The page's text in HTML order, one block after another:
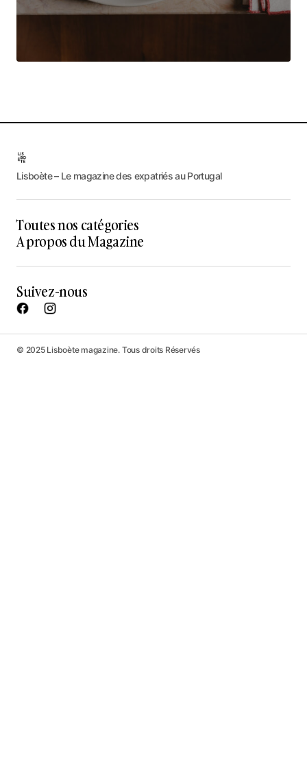
Lisboète – Le magazine des expatriés au Portugal
Toutes nos catégories
A propos du Magazine
Suivez-nous
© 2025 Lisboète magazine. Tous droits Réservés